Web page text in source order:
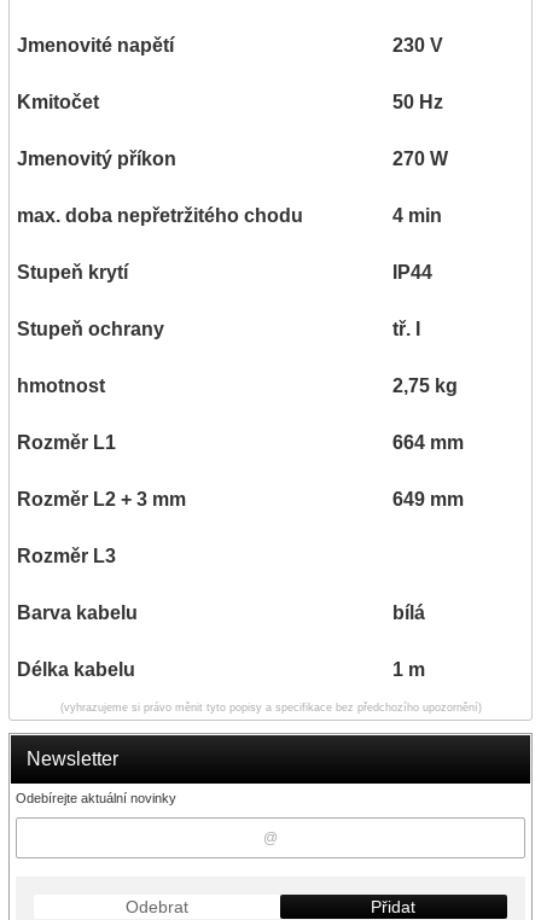
Newsletter
Odebírejte aktuální novinky
Odebrat Přidat
Jmenovité napětí 230 V
Kmitočet 50 Hz
Jmenovitý příkon 270 W
max. doba nepřetržitého chodu 4 min
Stupeň krytí IP44
Stupeň ochrany tř. I
hmotnost 2,75 kg
Rozměr L1 664 mm
Rozměr L2 + 3 mm 649 mm
Rozměr L3
Barva kabelu bílá
Délka kabelu 1 m
(vyhrazujeme si právo měnit tyto popisy a specifikace bez předchozího upozornění)